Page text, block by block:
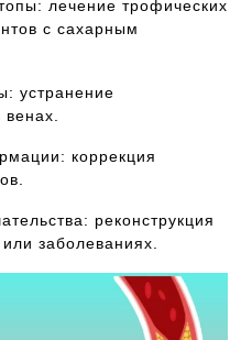
лечение трофических
с сахарным
устранение
коррекция
реконструкция
заболеваниях.